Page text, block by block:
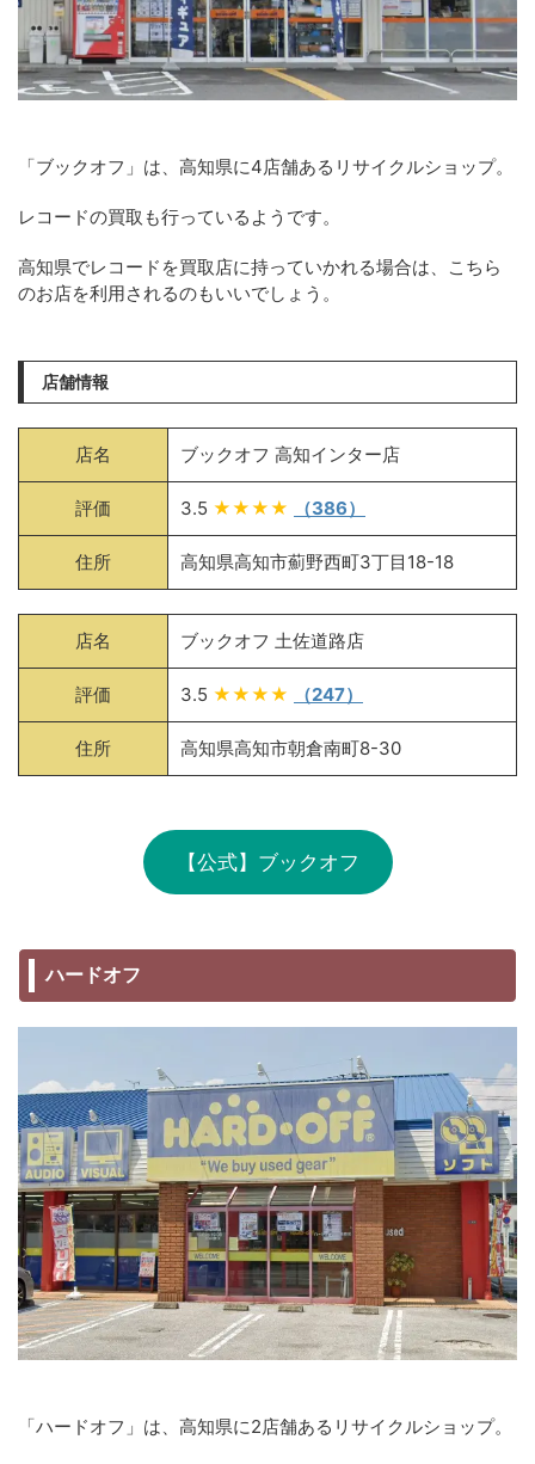
「ブックオフ」は、高知県に4店舗あるリサイクルショップ。
レコードの買取も行っているようです。
高知県でレコードを買取店に持っていかれる場合は、こちら
のお店を利用されるのもいいでしょう。
店舗情報
店名 ブックオフ 高知インター店
評価 3.5 ★★★★ （386）
住所 高知県高知市薊野西町3丁目18-18
店名 ブックオフ 土佐道路店
評価 3.5 ★★★★ （247）
住所 高知県高知市朝倉南町8-30
【公式】ブックオフ
ハードオフ
「ハードオフ」は、高知県に2店舗あるリサイクルショップ。